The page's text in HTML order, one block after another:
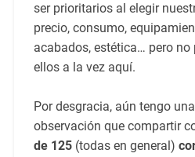
ser prioritarios al elegir
precio, consumo,
acabados, estética… pero
ellos a la vez aquí.
Por desgracia, aún tengo
observación que compartir
de 125(todas en general)